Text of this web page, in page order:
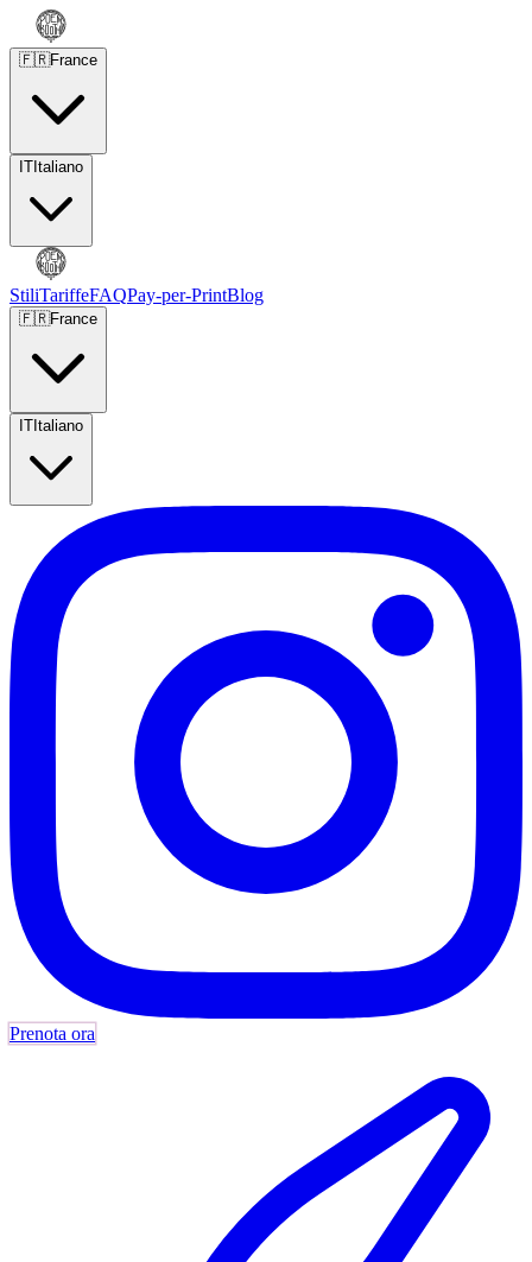
🇫🇷France
IT Italiano
StiliTariffeFAQPay-per-PrintBlog
🇫🇷France
IT Italiano
Prenota ora